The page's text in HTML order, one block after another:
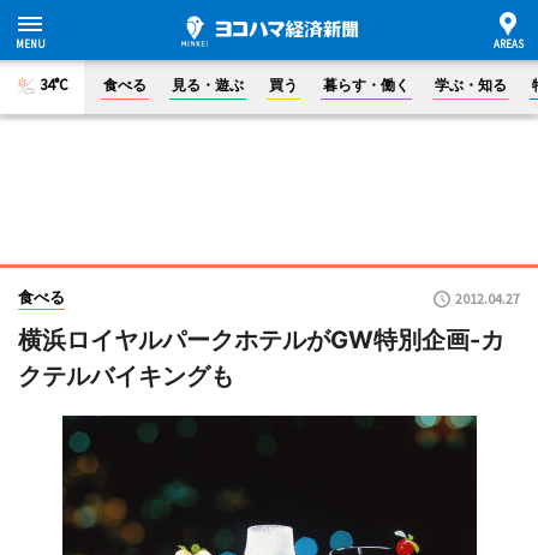
34°C 食べる 見る・遊ぶ 買う 暮らす・働く 学ぶ・知る
食べる 2012.04.27
横浜ロイヤルパークホテルがGW特別企画-カ
クテルバイキングも